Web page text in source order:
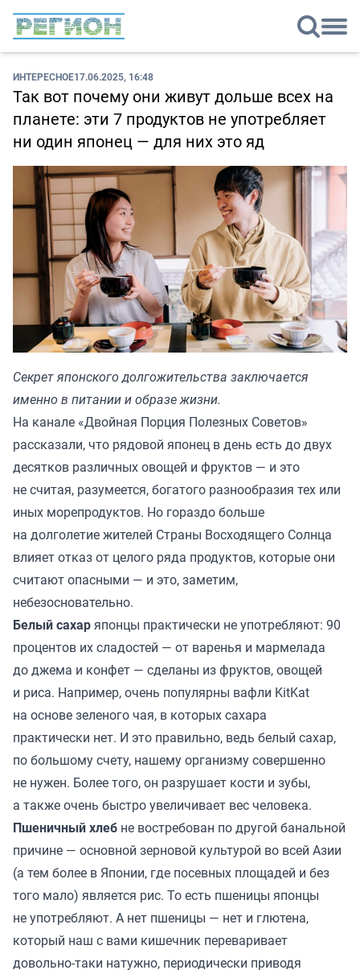
ИНТЕРЕСНОЕ17.06.2025, 16:48
Так вот почему они живут дольше всех на
планете: эти 7 продуктов не употребляет
ни один японец — для них это яд
Секрет японского долгожительства заключается
именно в питании и образе жизни.
На канале «Двойная Порция Полезных Советов»
рассказали, что рядовой японец в день есть до двух
десятков различных овощей и фруктов — и это
не считая, разумеется, богатого разнообразия тех или
иных морепродуктов. Но гораздо больше
на долголетие жителей Страны Восходящего Солнца
влияет отказ от целого ряда продуктов, которые они
считают опасными — и это, заметим,
небезосновательно.
Белый сахаряпонцы практически не употребляют: 90
процентов их сладостей — от варенья и мармелада
до джема и конфет — сделаны из фруктов, овощей
и риса. Например, очень популярны вафли KitKat
на основе зеленого чая, в которых сахара
практически нет. И это правильно, ведь белый сахар,
по большому счету, нашему организму совершенно
не нужен. Более того, он разрушает кости и зубы,
а также очень быстро увеличивает вес человека.
Пшеничный хлеб не востребован по другой банальной
причине — основной зерновой культурой во всей Азии
(а тем более в Японии, где посевных площадей и без
того мало) является рис. То есть пшеницы японцы
не употребляют. А нет пшеницы — нет и глютена,
который наш с вами кишечник переваривает
довольно-таки натужно, периодически приводя